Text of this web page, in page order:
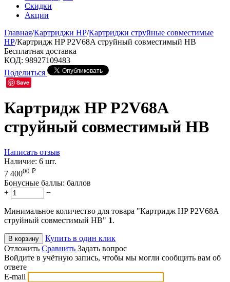
Скидки
Акции
Главная/Картриджи HP/Картриджи струйные совместимые
HP/Картридж HP P2V68A струйный совместимый HB
Бесплатная доставка
КОД: 98927109483
Поделиться
Save
Картридж HP P2V68A
струйный совместимый HB
Написать отзыв
Наличие: 6 шт.
7 40000 ₽
Бонусные баллы: баллов
+
−
Минимальное количество для товара "Картридж HP P2V68A
струйный совместимый HB" 1.
В корзину
Купить в один клик
Отложить Сравнить Задать вопрос
Войдите в учётную запись, чтобы мы могли сообщить вам об
ответе
E-mail